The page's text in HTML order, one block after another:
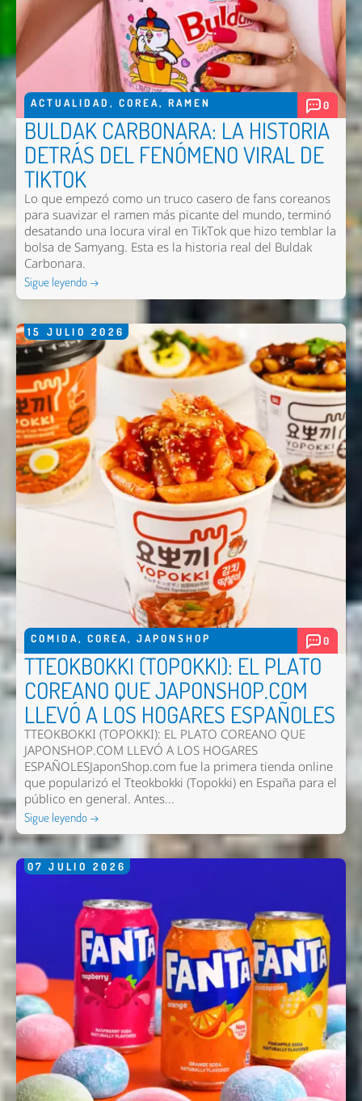
ACTUALIDAD , COREA, RAMEN 0
BULDAK CARBONARA: LA HISTORIA
DETRÁS DEL FENÓMENO VIRAL DE
TIKTOK
Lo que empezó como un truco casero de fans coreanos
para suavizar el ramen más picante del mundo, terminó
desatando una locura viral en TikTok que hizo temblar la
bolsa de Samyang. Esta es la historia real del Buldak
Carbonara.
Sigue leyendo →
15 JULIO 2026
COMIDA, COREA, JAPONSHOP 0
TTEOKBOKKI (TOPOKKI): EL PLATO
COREANO QUE JAPONSHOP.COM
LLEVÓ A LOS HOGARES ESPAÑOLES
TTEOKBOKKI (TOPOKKI): EL PLATO COREANO QUE
JAPONSHOP.COM LLEVÓ A LOS HOGARES
ESPAÑOLESJaponShop.com fue la primera tienda online
que popularizó el Tteokbokki (Topokki) en España para el
público en general. Antes...
Sigue leyendo →
07 JULIO 2026
Nombre *
Email *
Comentario *
Enviar